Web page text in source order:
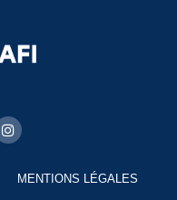
MENTIONS LÉGALES